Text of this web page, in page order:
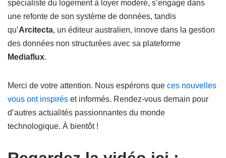
spécialiste du logement à loyer modéré, s’engage dans
une refonte de son système de données, tandis
qu’Arcitecta, un éditeur australien, innove dans la gestion
des données non structurées avec sa plateforme
Mediaflux.
Merci de votre attention. Nous espérons que ces nouvelles
vous ont inspirés et informés. Rendez-vous demain pour
d’autres actualités passionnantes du monde
technologique. À bientôt !